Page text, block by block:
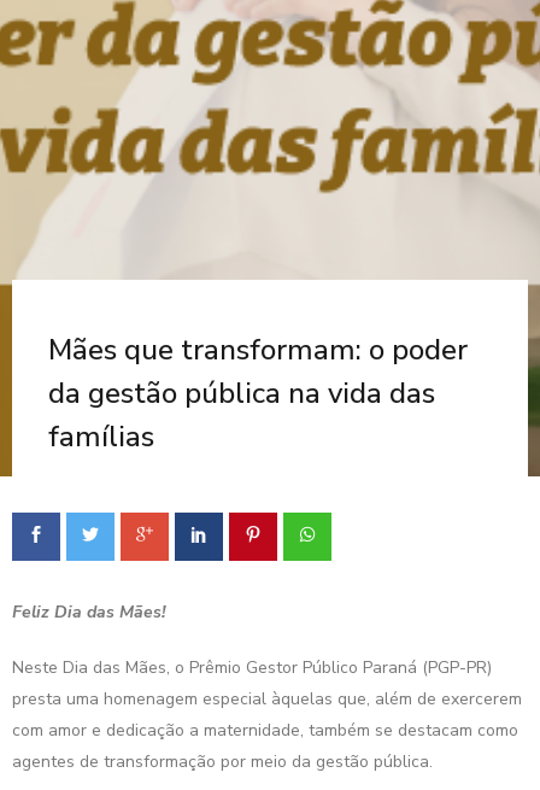
Mães que transformam: o poder
da gestão pública na vida das
famílias
Feliz Dia das Mães!
Neste Dia das Mães, o Prêmio Gestor Público Paraná (PGP-PR)
presta uma homenagem especial àquelas que, além de exercerem
com amor e dedicação a maternidade, também se destacam como
agentes de transformação por meio da gestão pública.